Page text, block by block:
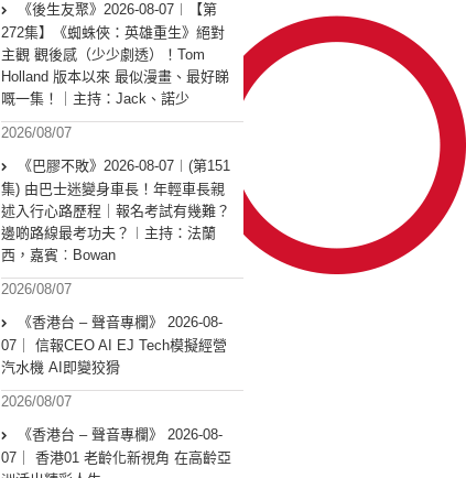
《後生友聚》2026-08-07︱【第
272集】《蜘蛛俠：英雄重生》絕對
主觀 觀後感（少少劇透）！Tom
Holland 版本以來 最似漫畫、最好睇
嘅一集！｜主持：Jack、諾少
2026/08/07
《巴膠不敗》2026-08-07︱(第151
集) 由巴士迷變身車長！年輕車長親
述入行心路歷程｜報名考試有幾難？
邊啲路線最考功夫？︱主持：法蘭
西，嘉賓︰Bowan
2026/08/07
《香港台 – 聲音專欄》 2026-08-
07｜ 信報CEO AI EJ Tech模擬經營
汽水機 AI即變狡猾
2026/08/07
《香港台 – 聲音專欄》 2026-08-
07｜ 香港01 老齡化新視角 在高齡亞